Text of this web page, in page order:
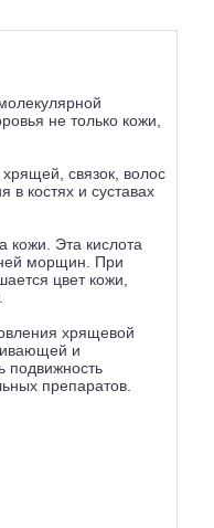
не только кожи,
связок, волос
костях и суставах
кожи. Эта кислота
морщин. При
цвет кожи,
хрящевой
и
подвижность
препаратов.